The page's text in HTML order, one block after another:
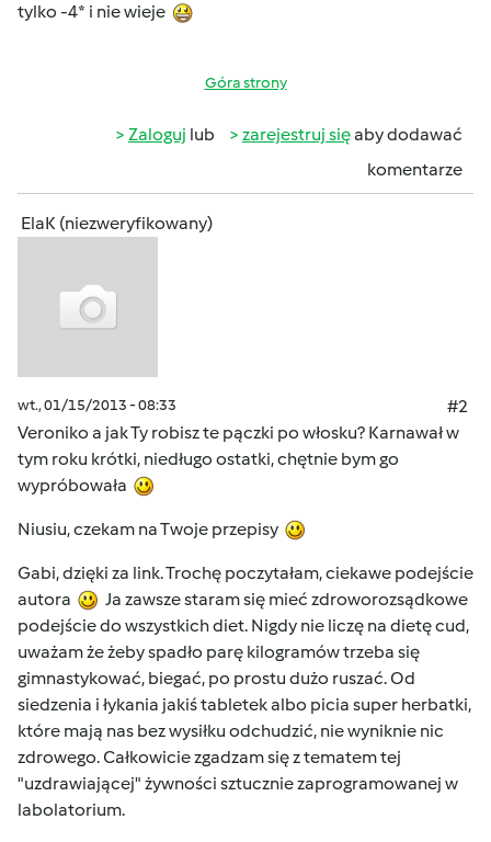
tylko -4* i nie wieje
Góra strony
Zaloguj lub zarejestruj sięaby dodawać
komentarze
ElaK (niezweryfikowany)
wt., 01/15/2013 - 08:33
#2
Veroniko a jak Ty robisz te pączki po włosku? Karnawał w
tym roku krótki, niedługo ostatki, chętnie bym go
wypróbowała
Niusiu, czekam na Twoje przepisy
Gabi, dzięki za link. Trochę poczytałam, ciekawe podejście
autora
Ja zawsze staram się mieć zdroworozsądkowe
podejście do wszystkich diet. Nigdy nie liczę na dietę cud,
uważam że żeby spadło parę kilogramów trzeba się
gimnastykować, biegać, po prostu dużo ruszać. Od
siedzenia i łykania jakiś tabletek albo picia super herbatki,
które mają nas bez wysiłku odchudzić, nie wyniknie nic
zdrowego. Całkowicie zgadzam się z tematem tej
"uzdrawiającej" żywności sztucznie zaprogramowanej w
labolatorium.